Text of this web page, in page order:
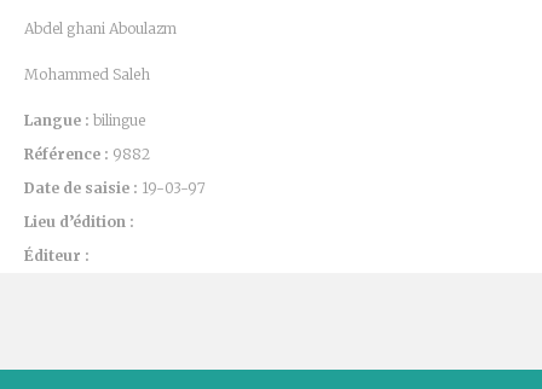
Abdel ghani Aboulazm
Mohammed Saleh
Langue : bilingue
Référence : 9882
Date de saisie : 19-03-97
Lieu d’édition :
Éditeur :